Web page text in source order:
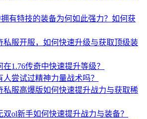
有特技的装备为何如此强力？如何获
私服开服，如何快速升级与获取顶级装
在1.76传奇中快速提升等级？
人尝试过精神力量战术吗？
私服高爆版如何快速提升战力与获取稀
双ol新手如何快速提升战力与装备？